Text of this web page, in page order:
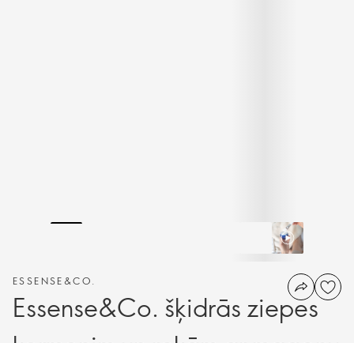
ESSENSE&CO.
Essense&Co. šķidrās ziepes